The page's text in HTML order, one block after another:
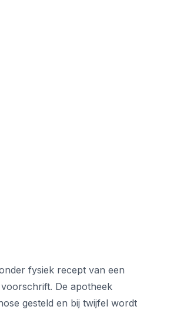
fysiek recept van een
De apotheek
gesteld en bij twijfel wordt